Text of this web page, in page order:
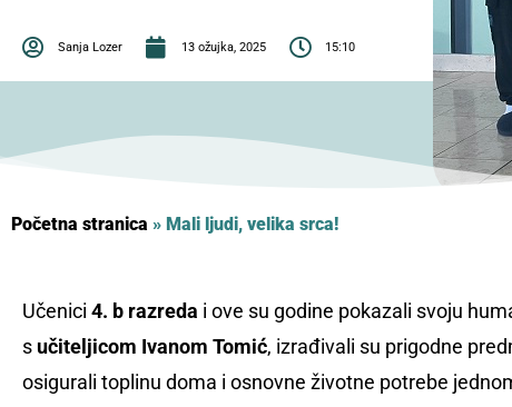
Sanja Lozer 13 ožujka, 2025 15:10
Početna stranica » Mali ljudi, velika srca!
Učenici 4. b razreda i ove su godine pokazali svoju
s učiteljicom Ivanom Tomić, izrađivali su prigodne
osigurali toplinu doma i osnovne životne potrebe